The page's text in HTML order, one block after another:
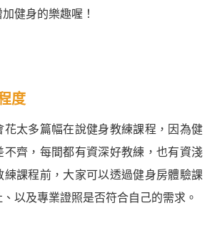
健身的樂趣喔！
度
太多篇幅在說健身教練課程，因為健
不齊，每間都有資深好教練，也有資淺
練課程前，大家可以透過健身房體驗課
以及專業證照是否符合自己的需求。